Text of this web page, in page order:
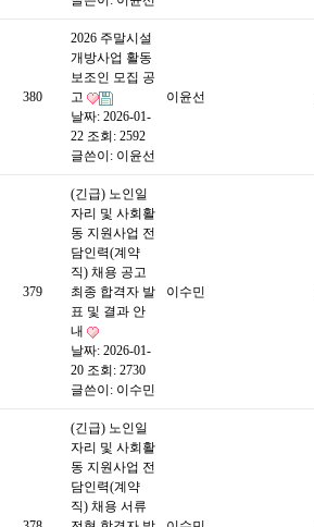
380
2026 주말시설
개방사업 활동
보조인 모집 공
고
날짜: 2026-01-
22 조회: 2592
글쓴이: 이윤선
이윤선
379
(긴급) 노인일
자리 및 사회활
동 지원사업 전
담인력(계약
직) 채용 공고
최종 합격자 발
표 및 결과 안
내
날짜: 2026-01-
20 조회: 2730
글쓴이: 이수민
이수민
(긴급) 노인일
자리 및 사회활
동 지원사업 전
담인력(계약
직) 채용 서류